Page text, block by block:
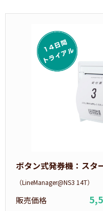
ボタン式発券機：スタ
（LineManager@NS3 14T）
販売価格